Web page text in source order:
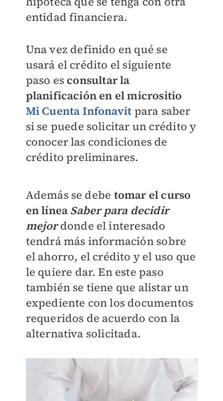
entidad financiera.
Una vez definido en qué se
usará el crédito el siguiente
paso es consultar la
planificación en el micrositio
Mi Cuenta Infonavit para saber
si se puede solicitar un crédito y
conocer las condiciones de
crédito preliminares.
Además se debe tomar el curso
en línea Saber para decidir
mejordonde el interesado
tendrá más información sobre
el ahorro, el crédito y el uso que
le quiere dar. En este paso
también se tiene que alistar un
expediente con los documentos
requeridos de acuerdo con la
alternativa solicitada.